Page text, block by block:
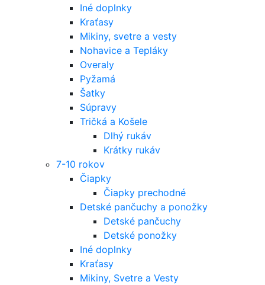
Iné doplnky
Kraťasy
Mikiny, svetre a vesty
Nohavice a Tepláky
Overaly
Pyžamá
Šatky
Súpravy
Tričká a Košele
Dlhý rukáv
Krátky rukáv
7-10 rokov
Čiapky
Čiapky prechodné
Detské pančuchy a ponožky
Detské pančuchy
Detské ponožky
Iné doplnky
Kraťasy
Mikiny, Svetre a Vesty